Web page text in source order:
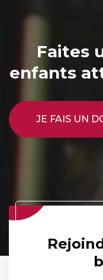
Faites
enfants
JE FAIS UN